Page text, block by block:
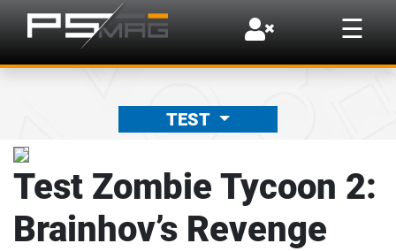
☰
×
TEST
Test Zombie Tycoon 2:
Brainhov’s Revenge